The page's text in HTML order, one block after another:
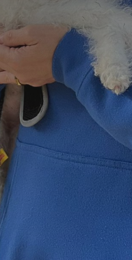
4 + 6